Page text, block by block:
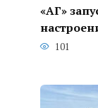
«АГ»
101